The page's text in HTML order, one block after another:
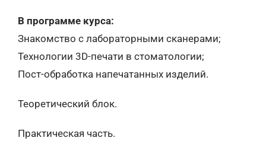
В программе курса:
Знакомство с лабораторными сканерами;
Технологии 3D-печати в стоматологии;
Пост-обработка напечатанных изделий.
Теоретический блок.
Практическая часть.